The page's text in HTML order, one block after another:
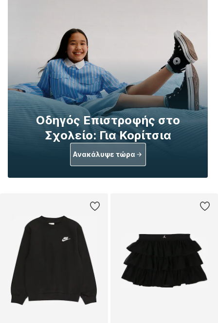
Οδηγός Επιστροφής στο
Σχολείο: Για Κορίτσια
Ανακάλυψε τώρα